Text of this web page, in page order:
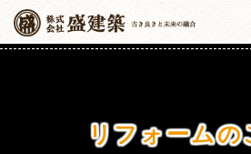
リフォームの